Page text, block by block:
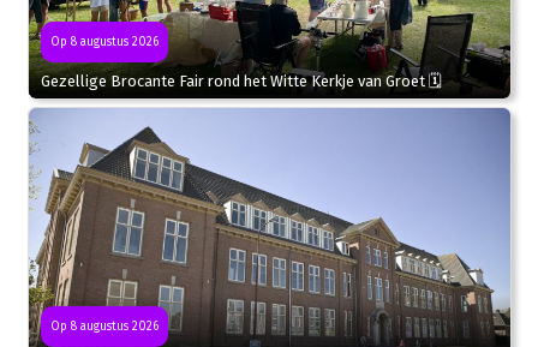
Op 8 augustus 2026
Gezellige Brocante Fair rond het Witte Kerkje van Groet 🗓
Op 8 augustus 2026